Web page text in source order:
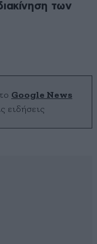
των
Google News
ειδήσεις